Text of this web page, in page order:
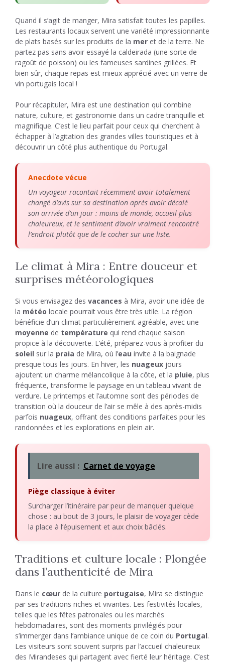
Quand il s’agit de manger, Mira satisfait toutes les papilles.
Les restaurants locaux servent une variété impressionnante
de plats basés sur les produits de la mer et de la terre. Ne
partez pas sans avoir essayé la caldeirada (une sorte de
ragoût de poisson) ou les fameuses sardines grillées. Et
bien sûr, chaque repas est mieux apprécié avec un verre de
vin portugais local !
Pour récapituler, Mira est une destination qui combine
nature, culture, et gastronomie dans un cadre tranquille et
magnifique. C’est le lieu parfait pour ceux qui cherchent à
échapper à l’agitation des grandes villes touristiques et à
découvrir un côté plus authentique du Portugal.
Anecdote vécue
Un voyageur racontait récemment avoir totalement
changé d’avis sur sa destination après avoir décalé
son arrivée d’un jour : moins de monde, accueil plus
chaleureux, et le sentiment d’avoir vraiment rencontré
l’endroit plutôt que de le cocher sur une liste.
Le climat à Mira : Entre douceur et
surprises météorologiques
Si vous envisagez des vacances à Mira, avoir une idée de
la météo locale pourrait vous être très utile. La région
bénéficie d’un climat particulièrement agréable, avec une
moyenne de température qui rend chaque saison
propice à la découverte. L’été, préparez-vous à profiter du
soleil sur la praia de Mira, où l’eau invite à la baignade
presque tous les jours. En hiver, les nuageux jours
ajoutent un charme mélancolique à la côte, et la pluie, plus
fréquente, transforme le paysage en un tableau vivant de
verdure. Le printemps et l’automne sont des périodes de
transition où la douceur de l’air se mêle à des après-midis
parfois nuageux, offrant des conditions parfaites pour les
randonnées et les explorations en plein air.
Lire aussi : Carnet de voyage
Piège classique à éviter
Surcharger l’itinéraire par peur de manquer quelque
chose : au bout de 3 jours, le plaisir de voyager cède
la place à l’épuisement et aux choix bâclés.
Traditions et culture locale : Plongée
dans l’authenticité de Mira
Dans le cœur de la culture portugaise, Mira se distingue
par ses traditions riches et vivantes. Les festivités locales,
telles que les fêtes patronales ou les marchés
hebdomadaires, sont des moments privilégiés pour
s’immerger dans l’ambiance unique de ce coin du Portugal.
Les visiteurs sont souvent surpris par l’accueil chaleureux
des Mirandeses qui partagent avec fierté leur héritage. C’est